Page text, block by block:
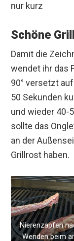
nur kurz
Schöne
Damit die
wendet ihr das
90° versetzt
50 Sekunden
und wieder 40-
sollte das
an der
Grillrost haben.
Nierenzapfen
Wenden beim